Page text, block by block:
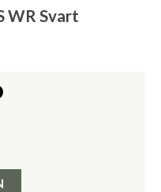
WR Svart
Pris: